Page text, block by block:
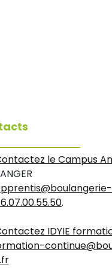
le Campus
.
IDYIE